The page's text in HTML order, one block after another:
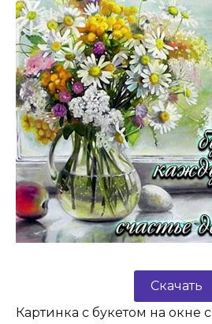
Скачать
Картинка с букетом на окне